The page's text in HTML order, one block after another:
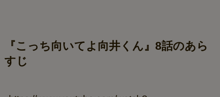
『こっち向いてよ向井くん』8話のあら
すじ